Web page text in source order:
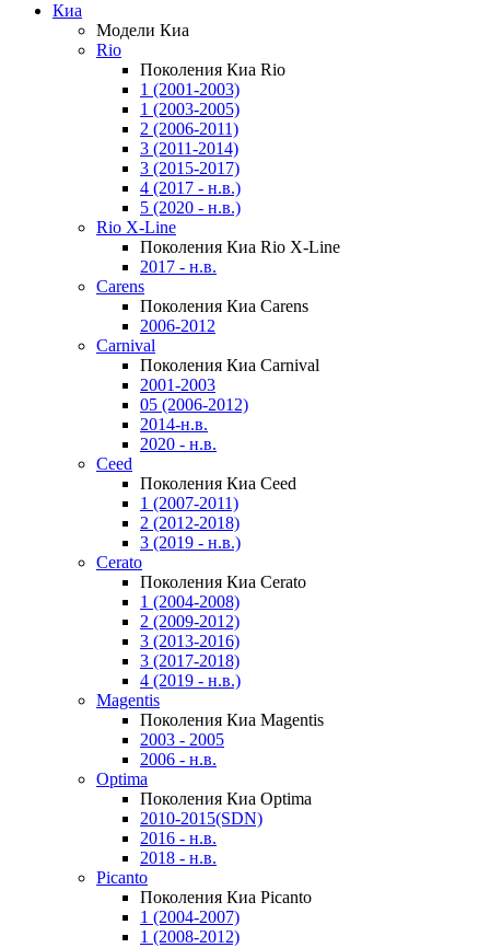
Киа
Модели Киа
Rio
Поколения Киа Rio
1 (2001-2003)
1 (2003-2005)
2 (2006-2011)
3 (2011-2014)
3 (2015-2017)
4 (2017 - н.в.)
5 (2020 - н.в.)
Rio X-Line
Поколения Киа Rio X-Line
2017 - н.в.
Carens
Поколения Киа Carens
2006-2012
Carnival
Поколения Киа Carnival
2001-2003
05 (2006-2012)
2014-н.в.
2020 - н.в.
Ceed
Поколения Киа Ceed
1 (2007-2011)
2 (2012-2018)
3 (2019 - н.в.)
Cerato
Поколения Киа Cerato
1 (2004-2008)
2 (2009-2012)
3 (2013-2016)
3 (2017-2018)
4 (2019 - н.в.)
Magentis
Поколения Киа Magentis
2003 - 2005
2006 - н.в.
Optima
Поколения Киа Optima
2010-2015(SDN)
2016 - н.в.
2018 - н.в.
Picanto
Поколения Киа Picanto
1 (2004-2007)
1 (2008-2012)